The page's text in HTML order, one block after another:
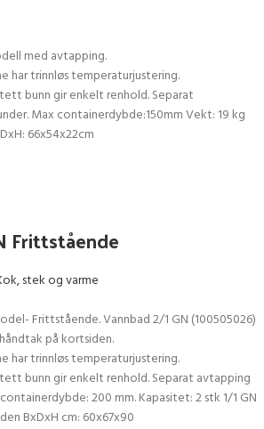
med avtapping.
har trinnløs temperaturjustering.
bunn gir enkelt renhold. Separat
Max containerdybde:150mm Vekt: 19 kg
66x54x22cm
Frittstående
stek og varme
Frittstående. Vannbad 2/1 GN (100505026)
på kortsiden.
har trinnløs temperaturjustering.
bunn gir enkelt renhold. Separat avtapping
200 mm. Kapasitet: 2 stk 1/1 GN
BxDxH cm: 60x67x90